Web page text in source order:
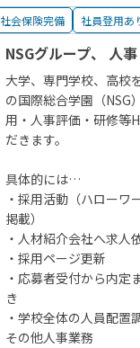
社会保険完備 社員登用あ
NSGグループ、 人事
大学、専門学校、高校
の国際総合学園（NSG
用・人事評価・研修等
だきます。
具体的には…
・採用活動（ハローワ
掲載）
・人材紹介会社へ求人
・採用ページ更新
・応募者受付から内定
き
・学校全体の人員配置
その他人事業務